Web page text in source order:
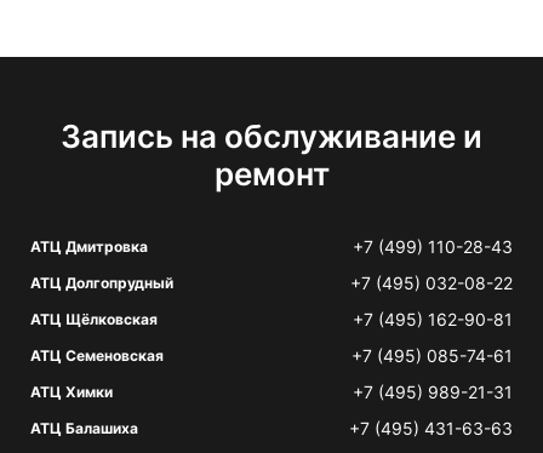
Запись на обслуживание и
ремонт
АТЦ Дмитровка +7 (499) 110-28-43
АТЦ Долгопрудный +7 (495) 032-08-22
АТЦ Щёлковская +7 (495) 162-90-81
АТЦ Семеновская +7 (495) 085-74-61
АТЦ Химки +7 (495) 989-21-31
АТЦ Балашиха +7 (495) 431-63-63